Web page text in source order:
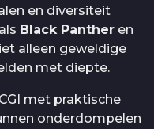
en diversiteit
Black Panther en
alleen geweldige
met diepte.
met praktische
onderdompelen